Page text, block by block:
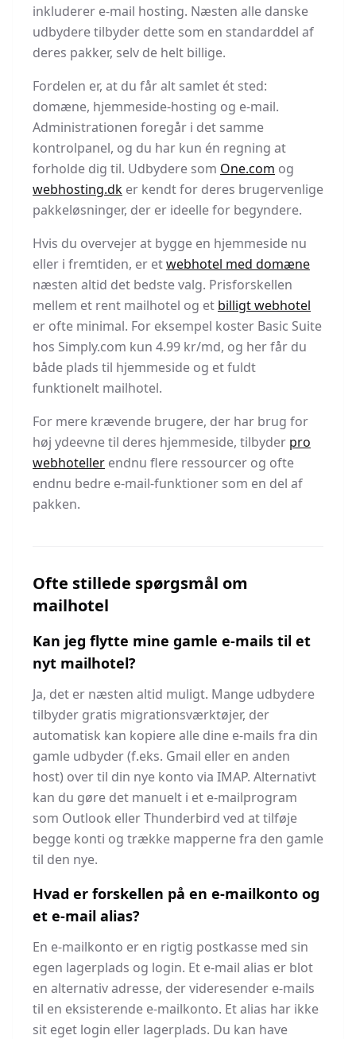
inkluderer e-mail hosting. Næsten alle danske
udbydere tilbyder dette som en standarddel af
deres pakker, selv de helt billige.
Fordelen er, at du får alt samlet ét sted:
domæne, hjemmeside-hosting og e-mail.
Administrationen foregår i det samme
kontrolpanel, og du har kun én regning at
forholde dig til. Udbydere som One.com og
webhosting.dk er kendt for deres brugervenlige
pakkeløsninger, der er ideelle for begyndere.
Hvis du overvejer at bygge en hjemmeside nu
eller i fremtiden, er etwebhotel med domæne
næsten altid det bedste valg. Prisforskellen
mellem et rent mailhotel og et billigt webhotel
er ofte minimal. For eksempel koster Basic Suite
hos Simply.com kun 4.99 kr/md, og her får du
både plads til hjemmeside og et fuldt
funktionelt mailhotel.
For mere krævende brugere, der har brug for
høj ydeevne til deres hjemmeside, tilbyder pro
webhoteller endnu flere ressourcer og ofte
endnu bedre e-mail-funktioner som en del af
pakken.
Ofte stillede spørgsmål om
mailhotel
Kan jeg flytte mine gamle e-mails til et
nyt mailhotel?
Ja, det er næsten altid muligt. Mange udbydere
tilbyder gratis migrationsværktøjer, der
automatisk kan kopiere alle dine e-mails fra din
gamle udbyder (f.eks. Gmail eller en anden
host) over til din nye konto via IMAP. Alternativt
kan du gøre det manuelt i et e-mailprogram
som Outlook eller Thunderbird ved at tilføje
begge konti og trække mapperne fra den gamle
til den nye.
Hvad er forskellen på en e-mailkonto og
et e-mail alias?
En e-mailkonto er en rigtig postkasse med sin
egen lagerplads og login. Et e-mail alias er blot
en alternativ adresse, der videresender e-mails
til en eksisterende e-mailkonto. Et alias har ikke
sit eget login eller lagerplads. Du kan have